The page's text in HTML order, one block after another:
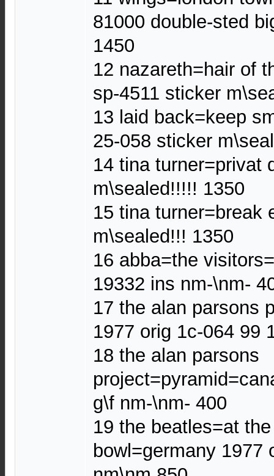
81000 double-sted
1450
12 nazareth=hair of
sp-4511 sticker
13 laid back=keep
25-058 sticker
14 tina turner=privat
m\sealed!!!!! 1350
15 tina turner=break
m\sealed!!! 1350
16 abba=the
19332 ins nm-\nm-
17 the alan parsons
1977 orig 1c-064 99
18 the alan parsons
g\f nm-\nm- 400
19 the beatles=at
bowl=germany 1977